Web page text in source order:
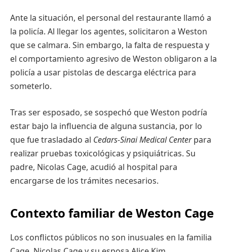
Ante la situación, el personal del restaurante llamó a
la policía. Al llegar los agentes, solicitaron a Weston
que se calmara. Sin embargo, la falta de respuesta y
el comportamiento agresivo de Weston obligaron a la
policía a usar pistolas de descarga eléctrica para
someterlo.
Tras ser esposado, se sospechó que Weston podría
estar bajo la influencia de alguna sustancia, por lo
que fue trasladado al Cedars-Sinai Medical Centerpara
realizar pruebas toxicológicas y psiquiátricas. Su
padre, Nicolas Cage, acudió al hospital para
encargarse de los trámites necesarios.
Contexto familiar de Weston Cage
Los conflictos públicos no son inusuales en la familia